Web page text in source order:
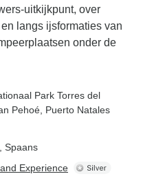
uitkijkpunt, over
langs ijsformaties van
onder de
Park Torres del
Pehoé , Puerto Natales
Spaans
Experience